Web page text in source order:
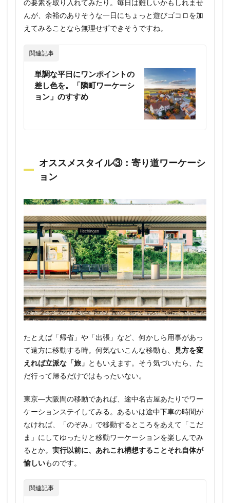
の要素を取り入れてみたり。毎日は難しいかもしれませ
んが、余裕のありそうな一日にちょっと遊びゴコロを加
えてみることなら無理せずできそうですね。
関連記事
単調な平日にワンポイントの
差し色を。「隣町ワーケーシ
ョン」のすすめ
オススメスタイル③：寄り道ワーケーシ
ョン
たとえば「帰省」や「出張」など、何かしら用事があっ
て遠方に移動する時。何気ないこんな移動も、
見方を変
えれば立派な「旅」 ともいえます。そう気づいたら、た
だ行って帰るだけではもったいない。
東京―大阪間の移動であれば、途中名古屋あたりでワー
ケーションステイしてみる。あるいは途中下車の時間が
なければ、「のぞみ」で移動するところをあえて「こだ
ま」にしてゆったりと移動ワーケーションを楽しんでみ
るとか。 実行以前に、あれこれ構想することそれ自体が
愉しいものです。
関連記事